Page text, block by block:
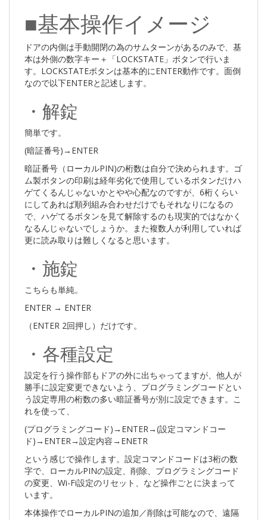
■基本操作イメージ
ドアの内側は手動開閉の為のサムターンがあるのみで、基
本は外側の数字キー＋「LOCKSTATE」ボタンで行いま
す。LOCKSTATEボタンは基本的にENTER動作です。面倒
なので以下ENTERと記述します。
・解錠
簡単です。
(暗証番号)→ENTER
暗証番号（ローカルPIN)の桁数は自分で決められます。ゴ
ム製ボタンの印刷は経年劣化で使用しているボタンだけハ
ゲてくるんじゃないかとやや心配なのですが、6桁くらい
にしてあれば順列組み合わせだけでもそれなりになるの
で、ハゲてるボタンを見て解除するのも現実的ではなかく
なるんじゃないでしょうか。また複数人が利用していれば
更に読み取りは難しくなると思います。
・施錠
こちらも単純。
ENTER → ENTER
（ENTER 2回押し）だけです。
・各種設定
設定を行う操作部もドアの外に出ちゃってますが、他人が
勝手に設定変更できないよう、プログラミングコードとい
う設定専用の桁数の多い暗証番号が別に設定できます。こ
れを使って、
(プログラミングコード)→ENTER→(設定コマンドコー
ド)→ENTER→設定内容→ENETR
という感じで操作します。設定コマンドコードは3桁の数
字で、ローカルPINの設定、削除、プログラミングコード
の変更、Wi-Fi設定のリセット、など操作ごとに決まって
います。
本体操作でローカルPINの追加／削除は可能なので、遠隔